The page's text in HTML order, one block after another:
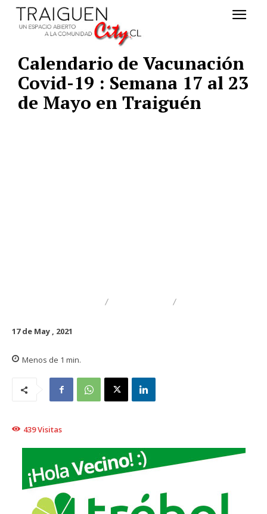
Calendario de Vacunación
Covid-19 : Semana 17 al 23
de Mayo en Traiguén
17 de May , 2021
Menos de 1 min.
439Visitas